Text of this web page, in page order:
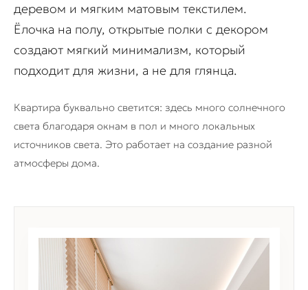
деревом и мягким матовым текстилем.
Ёлочка на полу, открытые полки с декором
создают мягкий минимализм, который
подходит для жизни, а не для глянца.
Квартира буквально светится: здесь много солнечного
света благодаря окнам в пол и много локальных
источников света. Это работает на создание разной
атмосферы дома.